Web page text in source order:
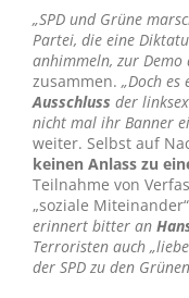
„SPD und Grüne
Partei, die eine
anhimmeln, zur Demo
zusammen. „Doch es
Ausschluss der
nicht mal ihr Banner
weiter. Selbst auf
keinen Anlass zu
Teilnahme von
„soziale
erinnert bitter an
Terroristen auch
der SPD zu den